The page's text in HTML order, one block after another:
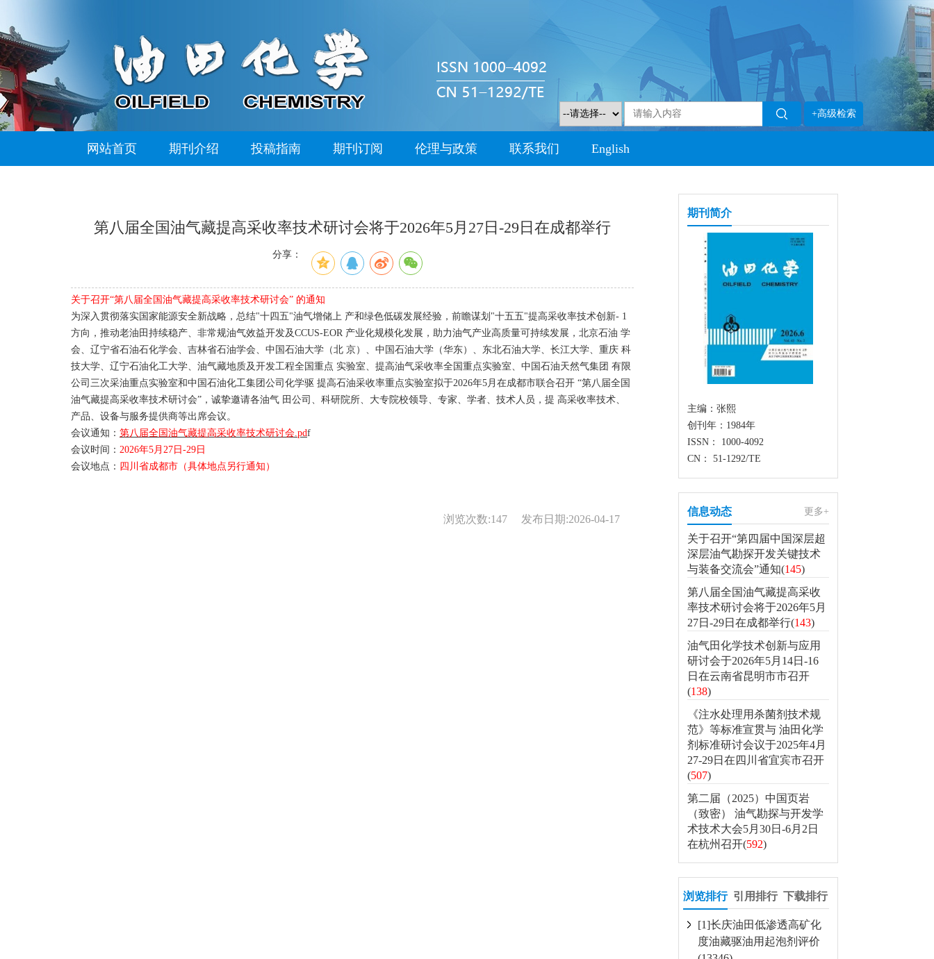
+高级检索
网站首页 期刊介绍 投稿指南 期刊订阅 伦理与政策 联系我们 English
第八届全国油气藏提高采收率技术研讨会将于2026年5月27日-29日在成都举行
分享：
关于召开“第八届全国油气藏提高采收率技术研讨会” 的通知
为深入贯彻落实国家能源安全新战略，总结"十四五"油气增储上 产和绿色低碳发展经验，前瞻谋划"十五五"提高采收率技术创新- 1
方向，推动老油田持续稳产、非常规油气效益开发及CCUS-EOR 产业化规模化发展，助力油气产业高质量可持续发展，北京石油 学
会、辽宁省石油石化学会、吉林省石油学会、中国石油大学（北 京）、中国石油大学（华东）、东北石油大学、长江大学、重庆 科
技大学、辽宁石油化工大学、油气藏地质及开发工程全国重点 实验室、提高油气采收率全国重点实验室、中国石油天然气集团 有限
公司三次采油重点实验室和中国石油化工集团公司化学驱 提高石油采收率重点实验室拟于2026年5月在成都市联合召开 “第八届全国
油气藏提高采收率技术研讨会”，诚挚邀请各油气 田公司、科研院所、大专院校领导、专家、学者、技术人员，提 高采收率技术、
产品、设备与服务提供商等出席会议。
会议通知： 第八届全国油气藏提高采收率技术研讨会.pdf
会议时间： 2026年5月27日-29日
会议地点： 四川省成都市（具体地点另行通知）
发布日期:2026-04-17
浏览次数:147
期刊简介
主编：张熙
创刊年：1984年
ISSN： 1000-4092
CN： 51-1292/TE
信息动态 更多+
关于召开“第四届中国深层超
深层油气勘探开发关键技术
与装备交流会”通知(145)
第八届全国油气藏提高采收
率技术研讨会将于2026年5月
27日-29日在成都举行(143)
油气田化学技术创新与应用
研讨会于2026年5月14日-16
日在云南省昆明市市召开
(138)
《注水处理用杀菌剂技术规
范》等标准宣贯与 油田化学
剂标准研讨会议于2025年4月
27-29日在四川省宜宾市召开
(507)
第二届（2025）中国页岩
（致密） 油气勘探与开发学
术技术大会5月30日-6月2日
在杭州召开(592)
浏览排行 引用排行 下载排行
[1]长庆油田低渗透高矿化
度油藏驱油用起泡剂评价